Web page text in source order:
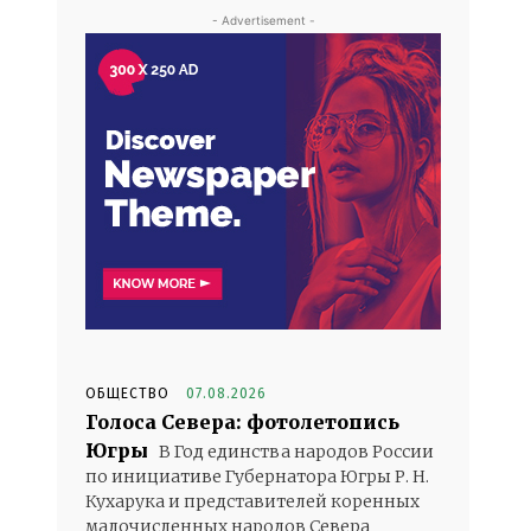
- Advertisement -
ОБЩЕСТВО 07.08.2026
Голоса Севера: фотолетопись
Югры В Год единства народов России
по инициативе Губернатора Югры Р. Н.
Кухарука и представителей коренных
малочисленных народов Севера